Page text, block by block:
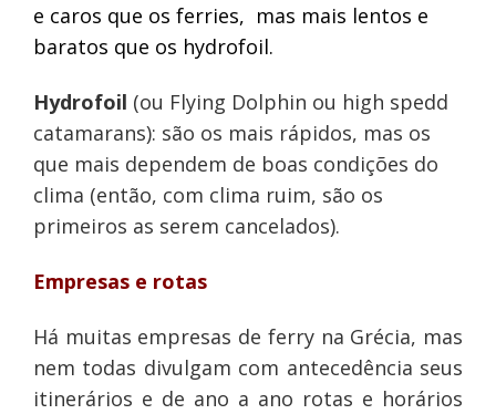
e caros que os ferries, mas mais lentos e
baratos que os hydrofoil.
Hydrofoil (ou Flying Dolphin ou high spedd
catamarans): são os mais rápidos, mas os
que mais dependem de boas condições do
clima (então, com clima ruim, são os
primeiros as serem cancelados).
Empresas e rotas
Há muitas empresas de ferry na Grécia, mas
nem todas divulgam com antecedência seus
itinerários e de ano a ano rotas e horários